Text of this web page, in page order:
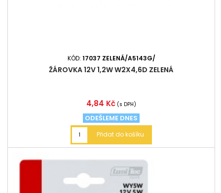
KÓD: 17037 ZELENÁ/A5143G/
ŽÁROVKA 12V 1,2W W2X4,6D ZELENÁ
Cena
4,84 Kč (s DPH)
ODEŠLEME DNES
Přidat do košíku